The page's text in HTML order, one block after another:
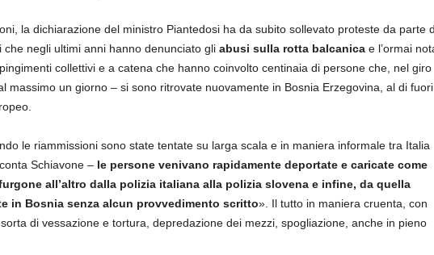
la dichiarazione del ministro Piantedosi ha da subito sollevato proteste da parte
che negli ultimi anni hanno denunciato gli abusi sulla rotta balcanica e l’ormai
collettivi e a catena che hanno coinvolto centinaia di persone che, nel giro
massimo un giorno – si sono ritrovate nuovamente in Bosnia Erzegovina, al di fuori
le riammissioni sono state tentate su larga scala e in maniera informale tra Italia
Schiavone –le persone venivano rapidamente deportate e caricate come
all’altro dalla polizia italiana alla polizia slovena e infine, da quella
in Bosnia senza alcun provvedimento scritto». Il tutto in maniera cruenta, con
sorta di vessazione e tortura, depredazione dei mezzi, spogliazione, anche in pieno